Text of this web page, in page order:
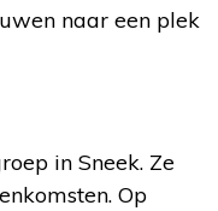
naar een plek
in Sneek. Ze
Op